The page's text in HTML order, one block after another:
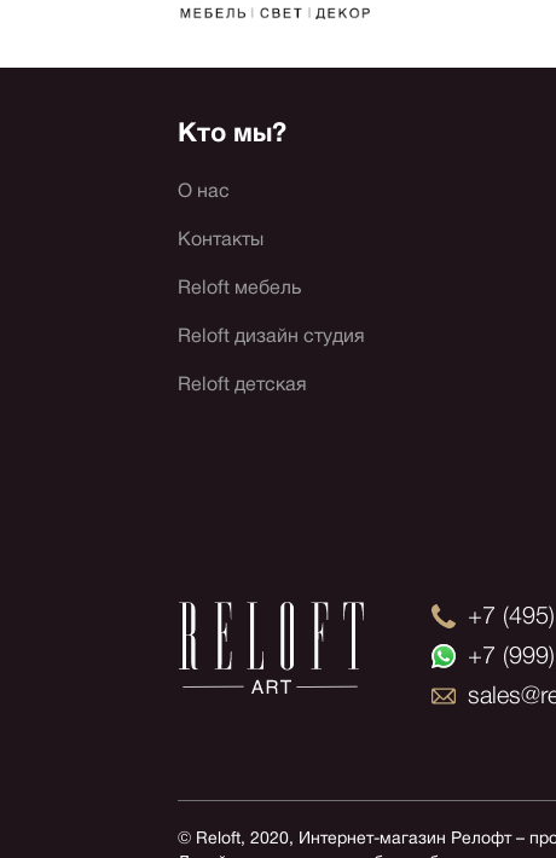
Кто мы?
О нас
Контакты
Reloft мебель
Reloft дизайн студия
Reloft детская
+7
+7
© Reloft, 2020, Интернет-магазин Релофт –